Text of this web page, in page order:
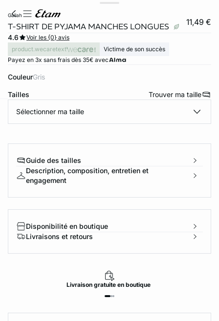
galiah
T-SHIRT DE PYJAMA MANCHES LONGUES 11,49 €
4.6
Voir les {0} avis
product.wecaretext
Victime de son succès
Payez en 3x sans frais dès 35€ avec
Couleur gris
Tailles Trouver ma taille
Sélectionner ma taille
Guide des tailles
Description, composition, entretien et
engagement
Disponibilité en boutique
Livraisons et retours
Livraisongratuiteen boutique